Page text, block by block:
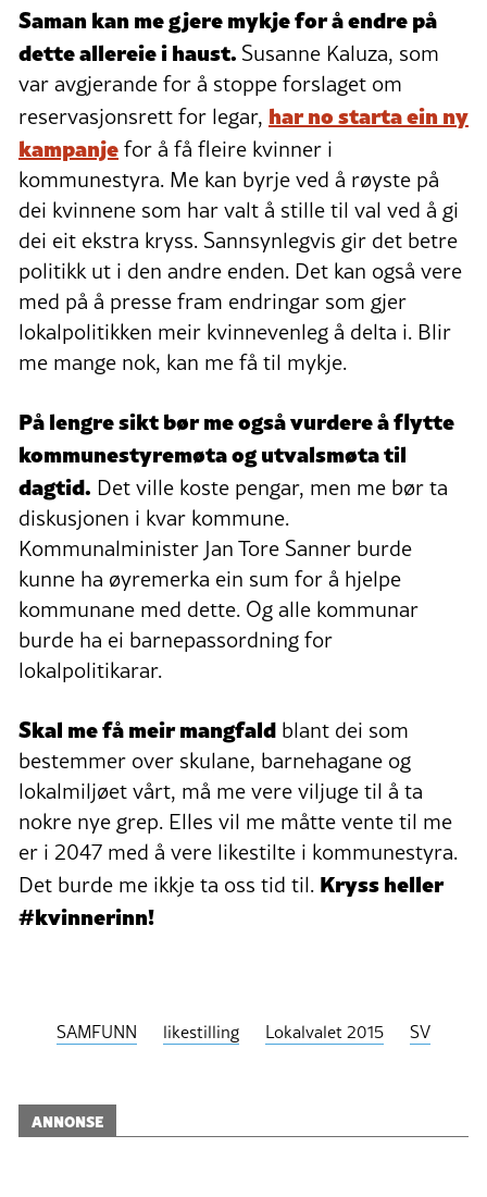
Saman kan me gjere mykje for å endre på
dette allereie i haust. Susanne Kaluza, som
var avgjerande for å stoppe forslaget om
reservasjonsrett for legar, har no starta ein ny
kampanjefor å få fleire kvinner i
kommunestyra. Me kan byrje ved å røyste på
dei kvinnene som har valt å stille til val ved å gi
dei eit ekstra kryss. Sannsynlegvis gir det betre
politikk ut i den andre enden. Det kan også vere
med på å presse fram endringar som gjer
lokalpolitikken meir kvinnevenleg å delta i. Blir
me mange nok, kan me få til mykje.
På lengre sikt bør me også vurdere å flytte
kommunestyremøta og utvalsmøta til
dagtid. Det ville koste pengar, men me bør ta
diskusjonen i kvar kommune.
Kommunalminister Jan Tore Sanner burde
kunne ha øyremerka ein sum for å hjelpe
kommunane med dette. Og alle kommunar
burde ha ei barnepassordning for
lokalpolitikarar.
Skal me få meir mangfald blant dei som
bestemmer over skulane, barnehagane og
lokalmiljøet vårt, må me vere viljuge til å ta
nokre nye grep. Elles vil me måtte vente til me
er i 2047 med å vere likestilte i kommunestyra.
Det burde me ikkje ta oss tid til. Kryss heller
#kvinnerinn!
SAMFUNN likestilling Lokalvalet 2015 SV
ANNONSE